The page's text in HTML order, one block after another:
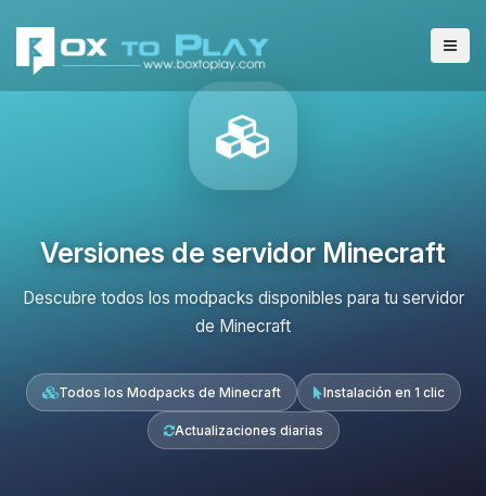
Versiones de servidor Minecraft
Descubre todos los modpacks disponibles para tu servidor
de Minecraft
Todos los Modpacks de Minecraft Instalación en 1 clic
Actualizaciones diarias